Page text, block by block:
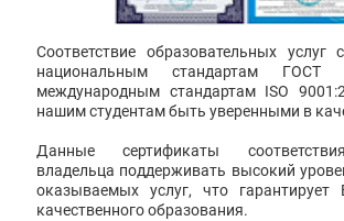
Соответствие образовательных услуг
национальным стандартам
международным стандартам ISO
нашим студентам быть уверенными в
Данные сертификаты
владельца поддерживать высокий
оказываемых услуг, что гарантирует
качественного образования.